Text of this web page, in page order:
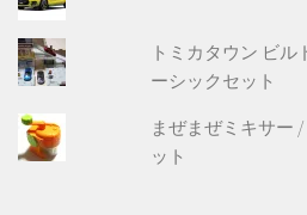
トミカタウン ビル
ーシックセット
まぜまぜミキサー
ット